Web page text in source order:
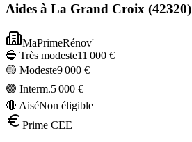
Aides à La Grand Croix (42320)
MaPrimeRénov'
🔵 Très modeste11 000 €
🟡 Modeste9 000 €
🟣 Interm.5 000 €
🔴 AiséNon éligible
Prime CEE